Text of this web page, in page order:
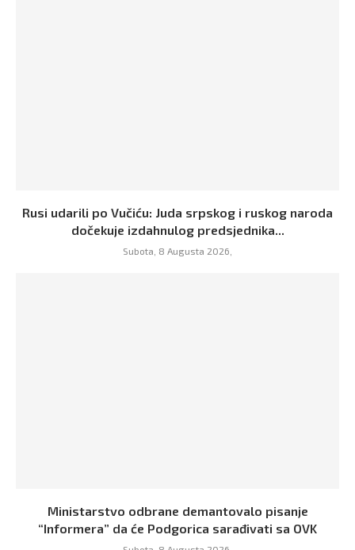
Rusi udarili po Vučiću: Juda srpskog i ruskog naroda
dočekuje izdahnulog predsjednika...
Subota, 8 Augusta 2026,
Ministarstvo odbrane demantovalo pisanje
“Informera” da će Podgorica sarađivati sa OVK